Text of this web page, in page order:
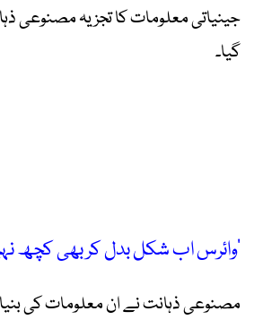
جینیاتی معلومات کا تجزیہ مصنوعی
گیا۔
’وائرس اب شکل بدل کر بھی کچھ
مصنوعی ذہانت نے ان معلومات کی